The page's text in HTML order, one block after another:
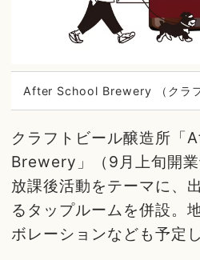
After School Brewery （クラフ
クラフトビール醸造所「
Brewery」（9月上旬開
放課後活動をテーマに、
るタップルームを併設。
ボレーションなども予定